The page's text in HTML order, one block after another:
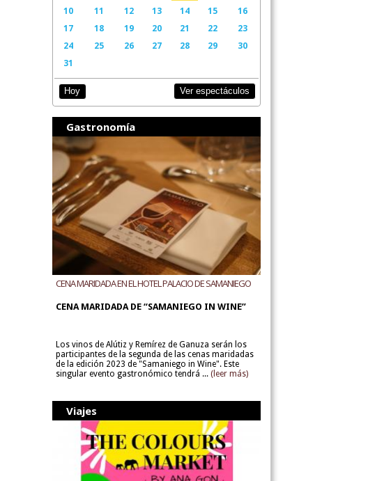
10
11 12 13 14 15
16
17
18 19 20 21 22
23
24
25 26 27 28 29
30
31
Hoy Ver espectáculos
Gastronomía
CENA MARIDADA EN EL HOTEL PALACIO DE SAMANIEGO
CENA MARIDADA DE “SAMANIEGO IN WINE”
Los vinos de Alútiz y Remírez de Ganuza serán los
participantes de la segunda de las cenas maridadas
de la edición 2023 de "Samaniego in Wine". Este
singular evento gastronómico tendrá ... (leer más)
Viajes